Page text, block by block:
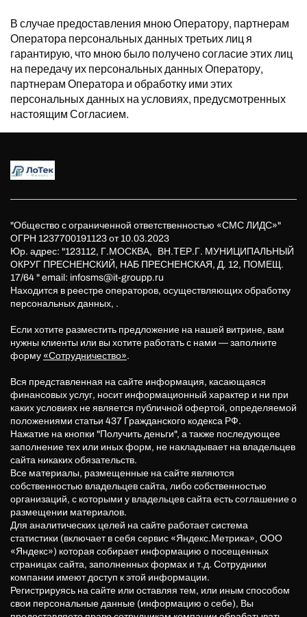
В случае предоставления мною Оператору, партнерам
Оператора персональных данных третьих лиц я
гарантирую, что мною было получено согласие этих лиц
на передачу их персональных данных Оператору,
партнерам Оператора и обработку ими этих
персональных данных на условиях, предусмотренных
настоящим Согласием.
"Общество с ограниченной ответственностью «СМС ЛИДС»"
ОГРН 1237700191123 от 10.03.2023
Юр. адрес: "123112, Г.МОСКВА, ВН.ТЕР.Г. МУНИЦИПАЛЬНЫЙ
ОКРУГ ПРЕСНЕНСКИЙ, НАБ ПРЕСНЕНСКАЯ, Д. 12, ПОМЕЩ.
17/64 " email: infosms@it-groupp.ru
Находится в реестре операторов, осуществляющих обработку
персональных данных, .
Если хотите разместить предложение на нашей витрине, вам
нужны клиенты или вы хотите работать с нами — заполните
форму «Сотрудничество».
Вся представленная на сайте информация, касающаяся
финансовых услуг, носит информационный характер и ни при
каких условиях не является публичной офертой, определяемой
положениями статьи 437 Гражданского кодекса РФ.
Нажатие на кнопки "Получить деньги", а также последующее
заполнение тех или иных форм, не накладывает на владельцев
сайта никаких обязательств.
Все материалы, размещенные на сайте являются
собственностью владельцев сайта, либо собственностью
организаций, с которыми у владельцев сайта есть соглашение о
размещении материалов.
Для аналитических целей на сайте работает система
статистики (включает в себя сервис «Яндекс.Метрика», ООО
«Яндекс») которая собирает информацию о посещенных
страницах сайта, заполненных формах и т.д. Сотрудники
компании имеют доступ к этой информации.
Регистрируясь на сайте или оставляя тем, или иным способом
свои персональные данные (информацию о себе), Вы